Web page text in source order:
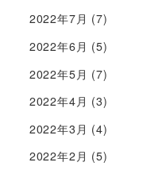
2022年7月 (7)
2022年6月 (5)
2022年5月 (7)
2022年4月 (3)
2022年3月 (4)
2022年2月 (5)